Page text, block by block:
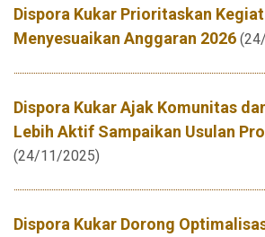
Dispora Kukar Prioritaskan
Menyesuaikan Anggaran 2026
Dispora Kukar Ajak Komunitas
Lebih Aktif Sampaikan Usulan
(24/11/2025)
Dispora Kukar Dorong